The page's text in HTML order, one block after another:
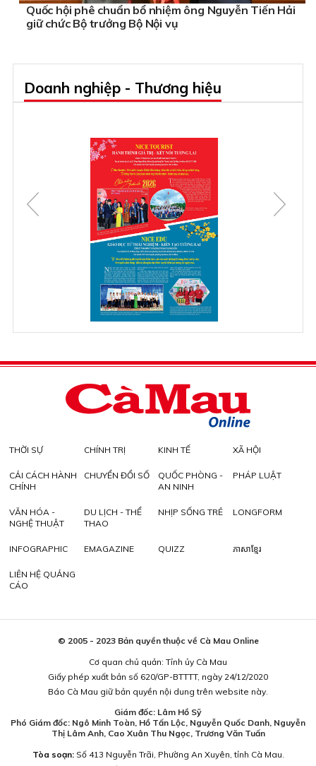
Quốc hội phê chuẩn bổ nhiệm ông Nguyễn Tiến Hải
giữ chức Bộ trưởng Bộ Nội vụ
Doanh nghiệp - Thương hiệu
THỜI SỰ CHÍNH TRỊ KINH TẾ XÃ HỘI
CẢI CÁCH HÀNH
CHÍNH
CHUYỂN ĐỔI SỐ
QUỐC PHÒNG -
AN NINH
PHÁP LUẬT
VĂN HÓA -
NGHỆ THUẬT
DU LỊCH - THỂ
THAO
NHỊP SỐNG TRẺ LONGFORM
INFOGRAPHIC EMAGAZINE QUIZZ ភាសាខ្មែរ
LIÊN HỆ QUẢNG
CÁO
© 2005 - 2023 Bản quyền thuộc về Cà Mau Online
Cơ quan chủ quản: Tỉnh ủy Cà Mau
Giấy phép xuất bản số 620/GP-BTTTT, ngày 24/12/2020
Báo Cà Mau giữ bản quyền nội dung trên website này.
Giám đốc: Lâm Hồ Sỹ
Phó Giám đốc: Ngô Minh Toàn, Hồ Tấn Lộc, Nguyễn Quốc Danh, Nguyễn
Thị Lâm Anh, Cao Xuân Thu Ngọc, Trương Văn Tuấn
Tòa soạn:Số 413 Nguyễn Trãi, Phường An Xuyên, tỉnh Cà Mau.